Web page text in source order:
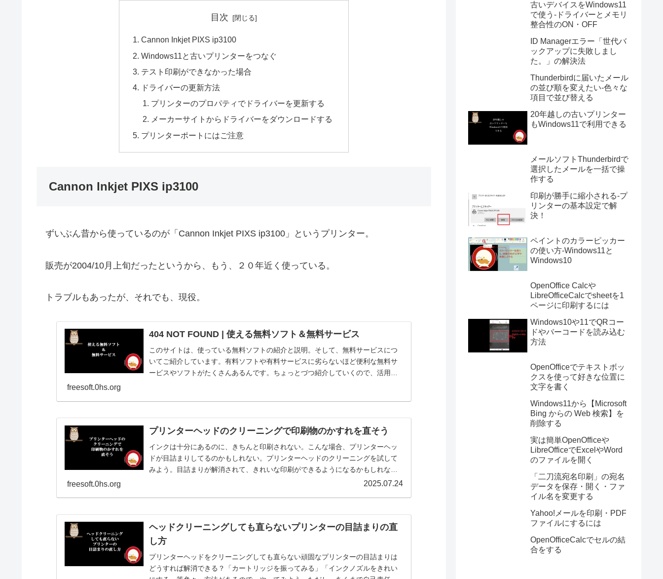
目次
Cannon Inkjet PIXS ip3100
Windows11と古いプリンターをつなぐ
テスト印刷ができなかった場合
ドライバーの更新方法
プリンターのプロパティでドライバーを更新する
メーカーサイトからドライバーをダウンロードする
プリンターポートにはご注意
Cannon Inkjet PIXS ip3100
ずいぶん昔から使っているのが「Cannon Inkjet PIXS ip3100」というプリンター。
販売が2004/10月上旬だったというから、もう、２０年近く使っている。
トラブルもあったが、それでも、現役。
404 NOT FOUND | 使える無料ソフト＆無料サービス
このサイトは、使っている無料ソフトの紹介と説明。そして、無料サービスにつ
いてご紹介しています。有料ソフトや有料サービスに劣らないほど便利な無料サ
ービスやソフトがたくさんあるんです。ちょっとづつ紹介していくので、活用し
freesoft.0hs.org
プリンターヘッドのクリーニングで印刷物のかすれを直そう
インクは十分にあるのに、きちんと印刷されない。こんな場合、プリンターヘッ
ドが目詰まりしてるのかもしれない。プリンターヘッドのクリーニングを試して
みよう。目詰まりが解消されて、きれいな印刷ができるようになるかもしれな
freesoft.0hs.org 2025.07.24
ヘッドクリーニングしても直らないプリンターの目詰まりの直
し方
プリンターヘッドをクリーニングしても直らない頑固なプリンターの目詰まりは
どうすれば解消できる？「カートリッジを振ってみる」「インクノズルをきれい
古いデバイスをWindows11
で使う-ドライバーとメモリ
整合性のON・OFF
ID Managerエラー「世代バ
ックアップに失敗しまし
た。」の解決法
Thunderbirdに届いたメール
の並び順を変えたい-色々な
項目で並び替える
20年越しの古いプリンター
もWindows11で利用できる
メールソフトThunderbirdで
選択したメールを一括で操
作する
印刷が勝手に縮小される-プ
リンターの基本設定で解
決！
ペイントのカラーピッカー
の使い方-Windows11と
Windows10
OpenOffice Calcや
LibreOfficeCalcでsheetを1
ページに印刷するには
Windows10や11でQRコー
ドやバーコードを読み込む
方法
OpenOfficeでテキストボッ
クスを使って好きな位置に
文字を書く
Windows11から【Microsoft
Bing からの Web 検索】を
削除する
実は簡単OpenOfficeや
LibreOfficeでExcelやWord
のファイルを開く
「二刀流宛名印刷」の宛名
データを保存・開く・ファ
イル名を変更する
Yahoo!メールを印刷・PDF
ファイルにするには
OpenOfficeCalcでセルの結
合をする